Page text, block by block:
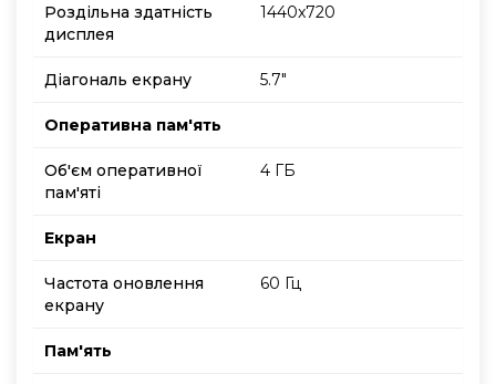
Роздільна здатність
дисплея
1440x720
Діагональ екрану 5.7"
Оперативна пам'ять
Об'єм оперативної
пам'яті
4 ГБ
Екран
Частота оновлення
екрану
60 Гц
Пам'ять